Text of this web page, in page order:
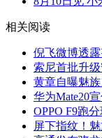
相关阅读
倪飞微博透
索尼首批升
黄章自曝魅
华为Mate20
OPPO F9跑
屏下指纹！